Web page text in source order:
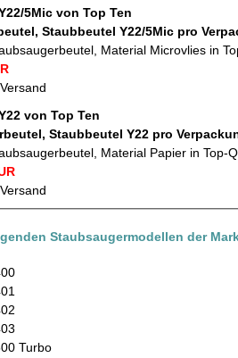
5Mic von Top Ten
5 Staubsaugerbeutel,
Material Microvlies in
von Top Ten
10 Staubsaugerbeutel, Staubbeutel
Material Papier in Top-
Staubsaugermodellen der
Turbo